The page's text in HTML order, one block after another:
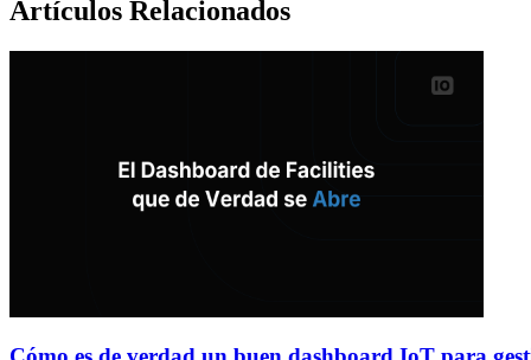
Artículos Relacionados